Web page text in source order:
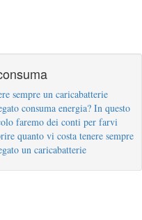
sempre un caricabatterie
consuma energia? In questo
faremo dei conti per farvi
quanto vi costa tenere sempre
un caricabatterie